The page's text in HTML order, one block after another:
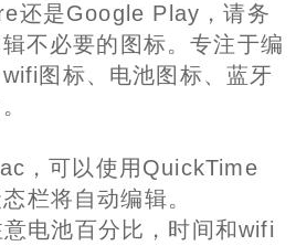
还是Google Play，请务
不必要的图标。专注于编
图标、电池图标、蓝牙
，可以使用QuickTime
栏将自动编辑。
电池百分比，时间和wifi